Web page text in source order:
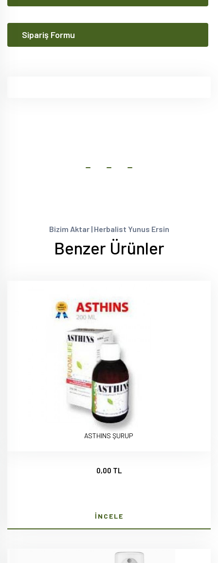
Sipariş Formu
Bizim Aktar | Herbalist Yunus Ersin
Benzer Ürünler
ASTHINS ŞURUP
0,00 TL
İNCELE